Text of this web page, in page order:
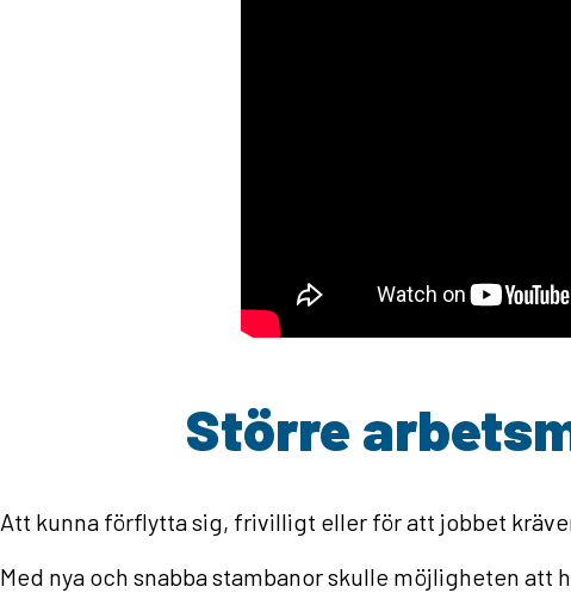
Större
Att kunna förflytta sig, frivilligt eller för att jobbet
Med nya och snabba stambanor skulle möjligheten